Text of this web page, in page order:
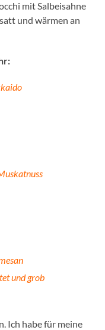
mit Salbeisahne
und wärmen an
und grob
Ich habe für meine